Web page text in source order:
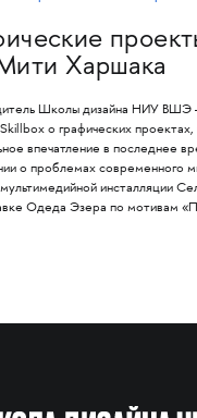
Харшака
Школы дизайна НИУ ВШЭ
о графических
впечатление в последнее
о проблемах современного
инсталляции
Одеда Эзера по мотивам